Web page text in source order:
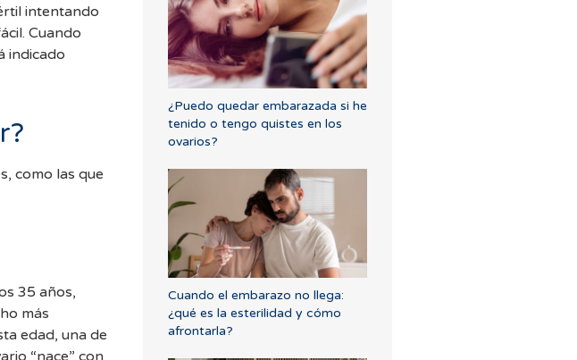
intentando
indicado
como las que
35 años,
más
edad, una de
¿Puedo quedar embarazada si he
tenido o tengo quistes en los
ovarios?
Cuando el embarazo no llega:
¿qué es la esterilidad y cómo
afrontarla?